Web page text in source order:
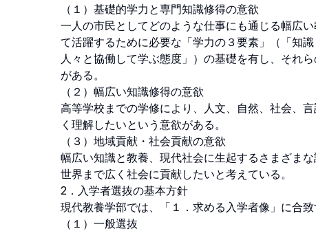
（１）基礎的学力と専門知識修得の意欲
一人の市民としてどのような仕事にも通じる幅広
て活躍するために必要な「学力の３要素」（「知
人々と協働して学ぶ態度」）の基礎を有し、それ
がある。
（２）幅広い知識修得の意欲
高等学校までの学修により、人文、自然、社会、
く理解したいという意欲がある。
（３）地域貢献・社会貢献の意欲
幅広い知識と教養、現代社会に生起するさまざま
世界まで広く社会に貢献したいと考えている。
2．入学者選抜の基本方針
現代教養学部では、「１．求める入学者像」に合
（１）一般選抜